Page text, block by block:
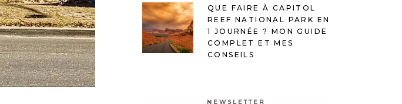
QUE FAIRE À CAPITOL
REEF NATIONAL PARK EN
1 JOURNÉE ? MON GUIDE
COMPLET ET MES
CONSEILS
NEWSLETTER